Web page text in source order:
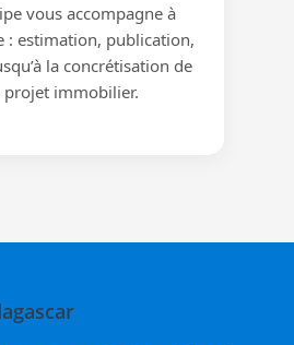
vous accompagne à
: estimation, publication,
la concrétisation de
projet immobilier.